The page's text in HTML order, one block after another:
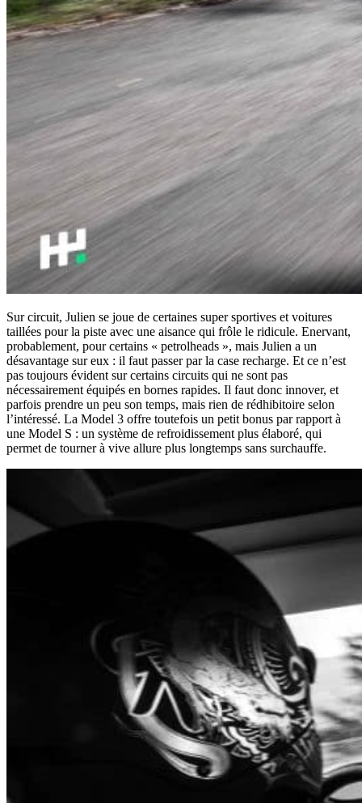
Sur circuit, Julien se joue de certaines super sportives et voitures
taillées pour la piste avec une aisance qui frôle le ridicule. Enervant,
probablement, pour certains « petrolheads », mais Julien a un
désavantage sur eux : il faut passer par la case recharge. Et ce n’est
pas toujours évident sur certains circuits qui ne sont pas
nécessairement équipés en bornes rapides. Il faut donc innover, et
parfois prendre un peu son temps, mais rien de rédhibitoire selon
l’intéressé. La Model 3 offre toutefois un petit bonus par rapport à
une Model S : un système de refroidissement plus élaboré, qui
permet de tourner à vive allure plus longtemps sans surchauffe.